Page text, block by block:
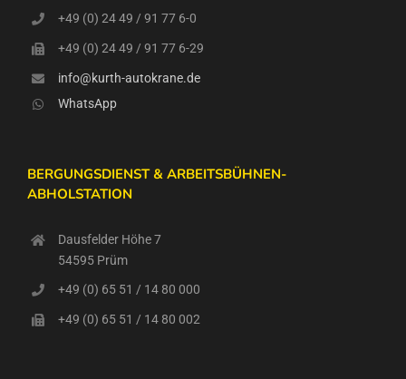
+49 (0) 24 49 / 91 77 6-0
+49 (0) 24 49 / 91 77 6-29
info@kurth-autokrane.de
WhatsApp
BERGUNGSDIENST & ARBEITSBÜHNEN-
ABHOLSTATION
Dausfelder Höhe 7
54595 Prüm
+49 (0) 65 51 / 14 80 000
+49 (0) 65 51 / 14 80 002